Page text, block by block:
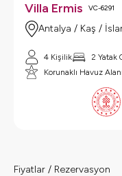
Villa Ermis VC-6291
Antalya / Kaş /
4 Kişilik 2 Yatak
Korunaklı Havuz Alanı
Fiyatlar / Rezervasyon